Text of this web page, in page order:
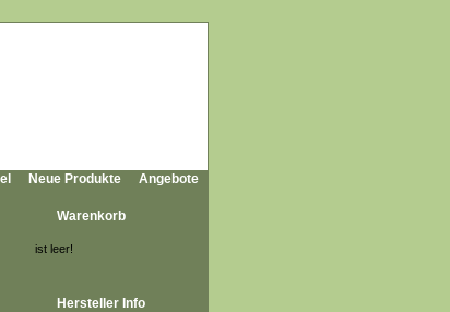
Neue Produkte Angebote
Warenkorb
ist leer!
Hersteller Info